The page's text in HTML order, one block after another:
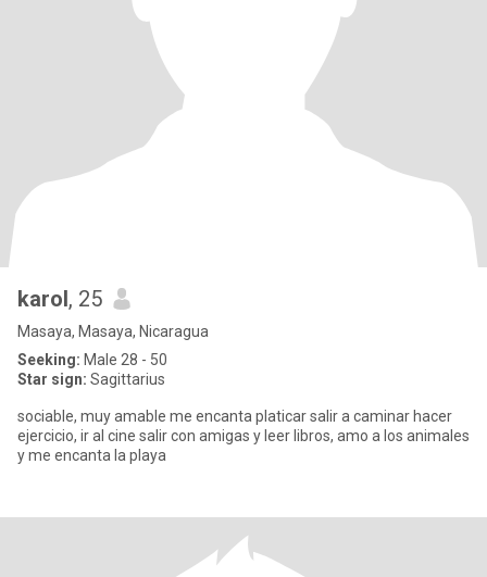
karol, 25
Masaya, Masaya, Nicaragua
Seeking: Male 28 - 50
Star sign: Sagittarius
sociable, muy amable me encanta platicar salir a caminar hacer
ejercicio, ir al cine salir con amigas y leer libros, amo a los animales
y me encanta la playa